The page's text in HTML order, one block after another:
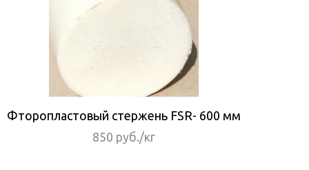
Фторопластовый стержень FSR- 600 мм
850 руб./кг